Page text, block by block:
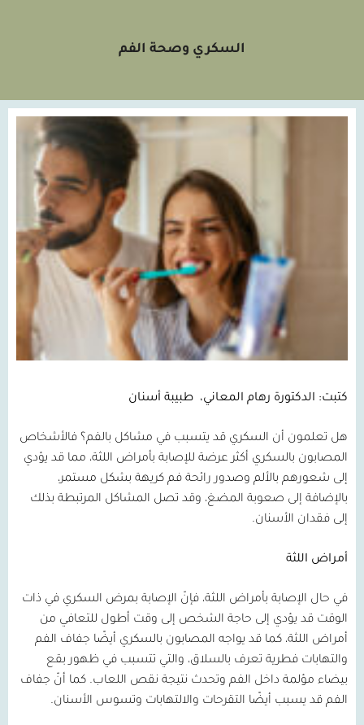
السكري وصحة الفم
كتبت: الدكتورة رهام المعاني، طبيبة أسنان
هل تعلمون أن السكري قد يتسبب في مشاكل بالفم؟ فالأشخاص
المصابون بالسكري أكثر عرضة للإصابة بأمراض اللثة، مما قد يؤدي
إلى شعورهم بالألم وصدور رائحة فم كريهة بشكل مستمر،
بالإضافة إلى صعوبة المضغ، وقد تصل المشاكل المرتبطة بذلك
إلى فقدان الأسنان.
أمراض اللثة
في حال الإصابة بأمراض اللثة، فإنّ الإصابة بمرض السكري في ذات
الوقت قد يؤدي إلى حاجة الشخص إلى وقت أطول للتعافي من
أمراض اللثة، كما قد يواجه المصابون بالسكري أيضًا جفاف الفم
والتهابات فطرية تعرف بالسلاق، والتي تتسبب في ظهور بقع
بيضاء مؤلمة داخل الفم وتحدث نتيجة نقص اللعاب. كما أنّ جفاف
الفم قد يسبب أيضًا التقرحات والالتهابات وتسوس الأسنان.